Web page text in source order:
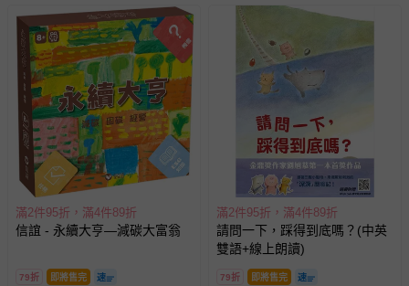
滿2件95折，滿4件89折
信誼 - 永續大亨—減碳大富翁
79折 即將售完
滿2件95折，滿4件89折
請問一下，踩得到底嗎？(中英
雙語+線上朗讀)
79折 即將售完